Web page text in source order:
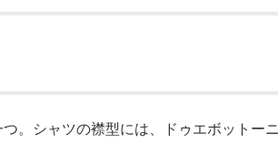
。シャツの襟型には、ドゥエボットー